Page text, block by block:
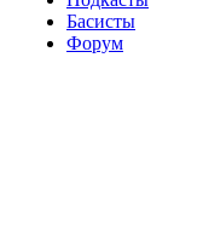
Басисты
Форум